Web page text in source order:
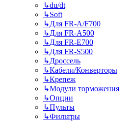
↳du/dt
↳Soft
↳Для FR-A/F700
↳Для FR-A500
↳Для FR-E700
↳Для FR-S500
↳Дроссель
↳Кабели/Конверторы
↳Крепеж
↳Модули торможения
↳Опции
↳Пульты
↳Фильтры